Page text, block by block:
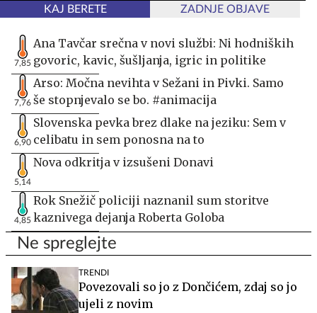
KAJ BERETE ZADNJE OBJAVE
7,85
Ana Tavčar srečna v novi službi: Ni hodniških
govoric, kavic, šušljanja, igric in politike
7,76
Arso: Močna nevihta v Sežani in Pivki. Samo
še stopnjevalo se bo. #animacija
6,90
Slovenska pevka brez dlake na jeziku: Sem v
celibatu in sem ponosna na to
5,14
Nova odkritja v izsušeni Donavi
4,85
Rok Snežič policiji naznanil sum storitve
kaznivega dejanja Roberta Goloba
Ne spreglejte
TRENDI
Povezovali so jo z Dončićem, zdaj so jo
ujeli z novim